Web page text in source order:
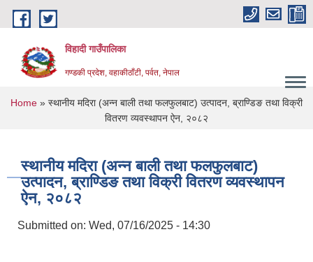
Skip to main content
विहादी गाउँपालिका
गण्डकी प्रदेश, वहाकीठाँटी, पर्वत, नेपाल
You are here
Home » स्थानीय मदिरा (अन्न बाली तथा फलफुलबाट) उत्पादन, ब्राण्डिङ तथा विक्री
वितरण व्यवस्थापन ऐन, २०८२
स्थानीय मदिरा (अन्न बाली तथा फलफुलबाट)
उत्पादन, ब्राण्डिङ तथा विक्री वितरण व्यवस्थापन
ऐन, २०८२
Submitted on: Wed, 07/16/2025 - 14:30